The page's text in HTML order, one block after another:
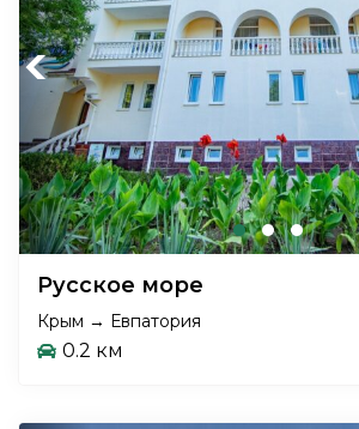
Previous
Русское море
Крым → Евпатория
0.2 км